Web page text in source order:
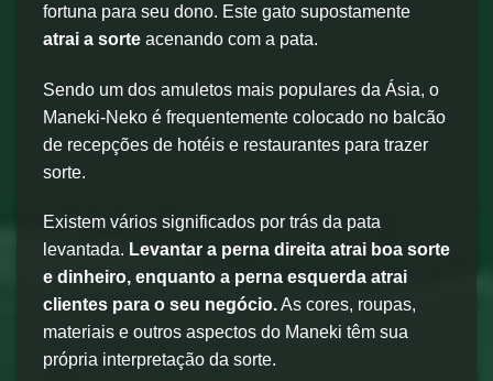
fortuna para seu dono. Este gato supostamente
atrai a sorte acenando com a pata.
Sendo um dos amuletos mais populares da Ásia, o
Maneki-Neko é frequentemente colocado no balcão
de recepções de hotéis e restaurantes para trazer
sorte.
Existem vários significados por trás da pata
levantada. Levantar a perna direita atrai boa sorte
e dinheiro, enquanto a perna esquerda atrai
clientes para o seu negócio.As cores, roupas,
materiais e outros aspectos do Maneki têm sua
própria interpretação da sorte.